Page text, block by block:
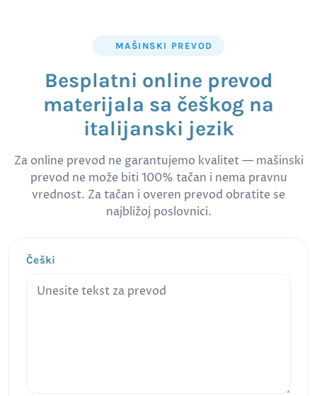
MAŠINSKI PREVOD
Besplatni online prevod
materijala sa češkog na
italijanski jezik
Za online prevod ne garantujemo kvalitet — mašinski
prevod ne može biti 100% tačan i nema pravnu
vrednost. Za tačan i overen prevod obratite se
najbližoj poslovnici.
Češki